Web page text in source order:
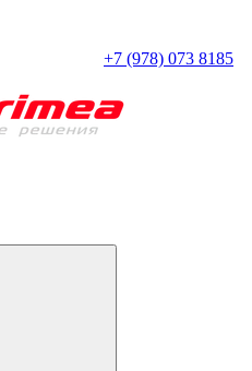
+7 (978) 073 8185